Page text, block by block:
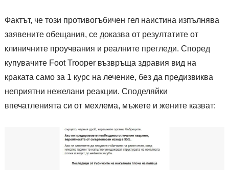
Фактът, че този противогъбичен гел наистина изпълнява
заявените обещания, се доказва от резултатите от
клиничните проучвания и реалните прегледи. Според
купувачите Foot Trooper възвръща здравия вид на
краката само за 1 курс на лечение, без да предизвиква
неприятни нежелани реакции. Споделяйки
впечатленията си от мехлема, мъжете и жените казват: